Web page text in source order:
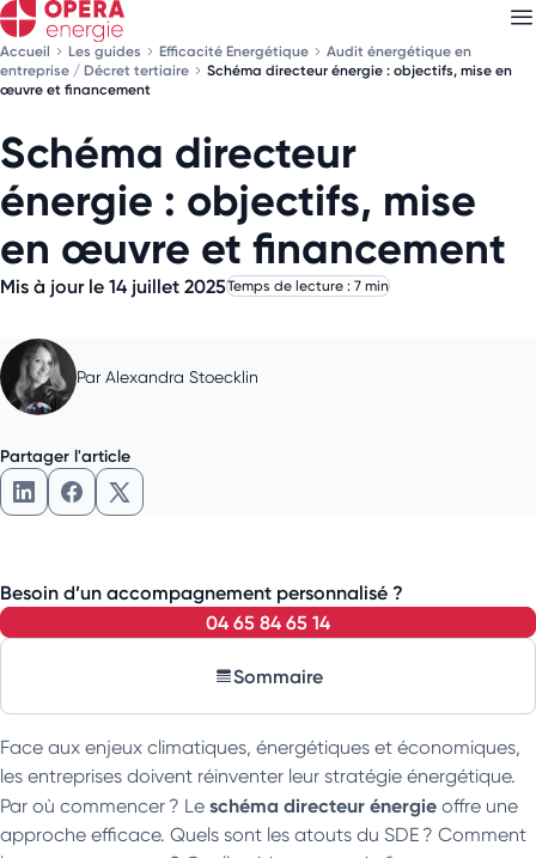
Accueil Les guides Efficacité Energétique
Audit énergétique en
entreprise / Décret tertiaire
Schéma directeur énergie : objectifs, mise en
œuvre et financement
Schéma directeur
énergie : objectifs, mise
en œuvre et financement
Mis à jour le 14 juillet 2025Temps de lecture : 7 min
Par Alexandra Stoecklin
Partager l'article
Partager l'article sur LinkedIn
Partager l'article sur Facebook
Partager l'article sur X
Besoin d’un accompagnement personnalisé ?
04 65 84 65 14
Sommaire
Face aux enjeux climatiques, énergétiques et économiques,
les entreprises doivent réinventer leur stratégie énergétique.
Par où commencer ? Le schéma directeur énergie offre une
approche efficace. Quels sont les atouts du SDE ? Comment
Découvrez nos newsletters
Choisissez les newsletters qui vous intéressent